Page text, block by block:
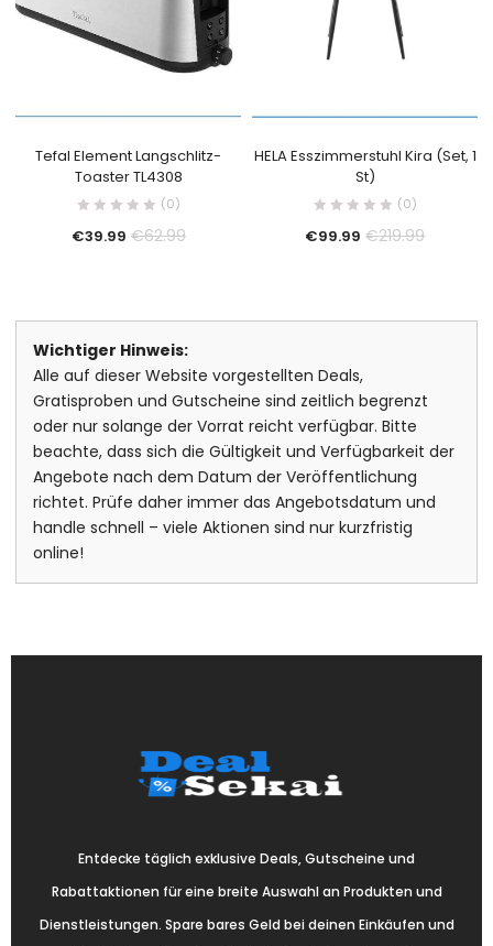
Tefal Element Langschlitz-
Toaster TL4308
(0)
€39.99 €62.99
HELA Esszimmerstuhl Kira (Set, 1
St)
(0)
€99.99 €219.99
Wichtiger Hinweis:
Alle auf dieser Website vorgestellten Deals,
Gratisproben und Gutscheine sind zeitlich begrenzt
oder nur solange der Vorrat reicht verfügbar. Bitte
beachte, dass sich die Gültigkeit und Verfügbarkeit der
Angebote nach dem Datum der Veröffentlichung
richtet. Prüfe daher immer das Angebotsdatum und
handle schnell – viele Aktionen sind nur kurzfristig
online!
Entdecke täglich exklusive Deals, Gutscheine und
Rabattaktionen für eine breite Auswahl an Produkten und
Dienstleistungen. Spare bares Geld bei deinen Einkäufen und